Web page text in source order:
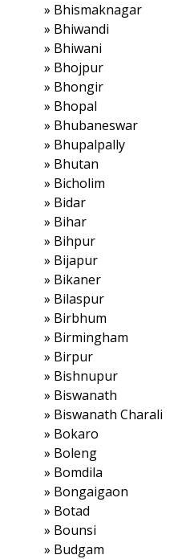
» Bhismaknagar
» Bhiwandi
» Bhiwani
» Bhojpur
» Bhongir
» Bhopal
» Bhubaneswar
» Bhupalpally
» Bhutan
» Bicholim
» Bidar
» Bihar
» Bihpur
» Bijapur
» Bikaner
» Bilaspur
» Birbhum
» Birmingham
» Birpur
» Bishnupur
» Biswanath
» Biswanath Charali
» Bokaro
» Boleng
» Bomdila
» Bongaigaon
» Botad
» Bounsi
» Budgam